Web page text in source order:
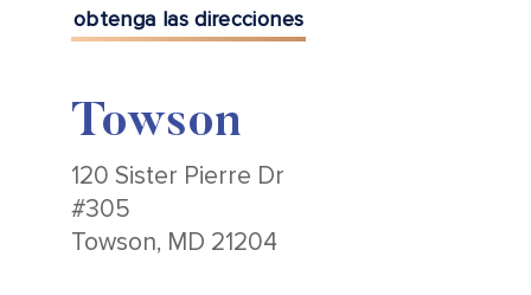
obtenga las direcciones
Towson
120 Sister Pierre Dr
#305
Towson, MD 21204